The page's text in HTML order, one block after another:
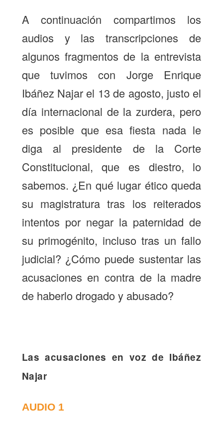
A continuación compartimos los
audios y las transcripciones de
algunos fragmentos de la entrevista
que tuvimos con Jorge Enrique
Ibáñez Najar el 13 de agosto, justo el
día internacional de la zurdera, pero
es posible que esa fiesta nada le
diga al presidente de la Corte
Constitucional, que es diestro, lo
sabemos. ¿En qué lugar ético queda
su magistratura tras los reiterados
intentos por negar la paternidad de
su primogénito, incluso tras un fallo
judicial? ¿Cómo puede sustentar las
acusaciones en contra de la madre
de haberlo drogado y abusado?
Las acusaciones en voz de Ibáñez
Najar
AUDIO 1